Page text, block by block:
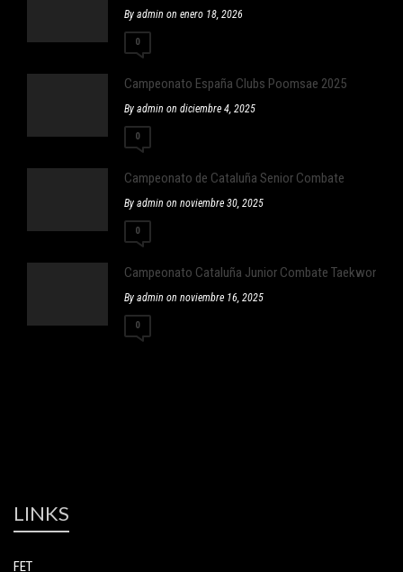
By admin on enero 18, 2026
0
Campeonato España Clubs Poomsae 2025
By admin on diciembre 4, 2025
0
Campeonato de Cataluña Senior Combate
By admin on noviembre 30, 2025
0
Campeonato Cataluña Junior Combate Taekwondo
By admin on noviembre 16, 2025
0
LINKS
FET